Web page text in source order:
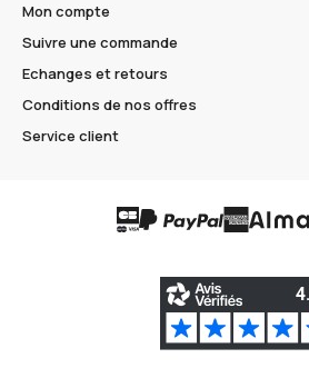
Mon compte
Suivre une commande
Echanges et retours
Conditions de nos offres
Service client